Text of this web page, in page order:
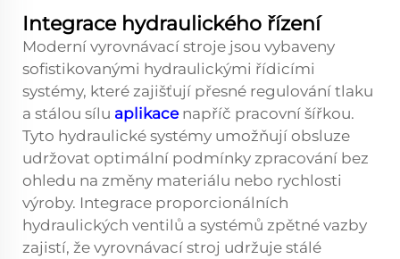
Integrace hydraulického řízení
Moderní vyrovnávací stroje jsou vybaveny
sofistikovanými hydraulickými řídicími
systémy, které zajišťují přesné regulování tlaku
a stálou sílu aplikace napříč pracovní šířkou.
Tyto hydraulické systémy umožňují obsluze
udržovat optimální podmínky zpracování bez
ohledu na změny materiálu nebo rychlosti
výroby. Integrace proporcionálních
hydraulických ventilů a systémů zpětné vazby
zajistí, že vyrovnávací stroj udržuje stálé